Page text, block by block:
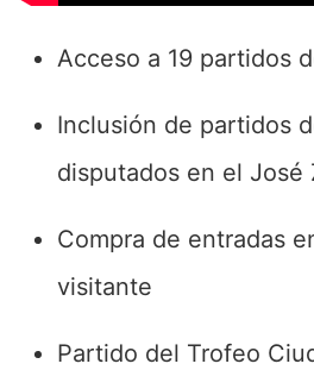
Acceso a 19 partidos
Inclusión de partidos
disputados en el José
Compra de entradas
visitante
Partido del Trofeo